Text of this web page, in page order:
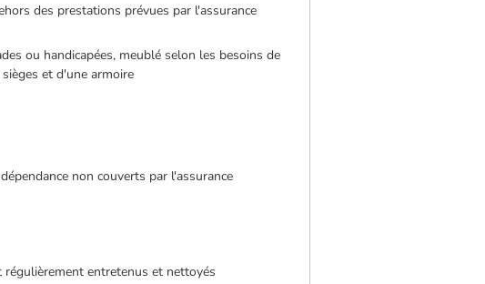
des prestations prévues par l'assurance
ou handicapées, meublé selon les besoins de
et d'une armoire
non couverts par l'assurance
entretenus et nettoyés